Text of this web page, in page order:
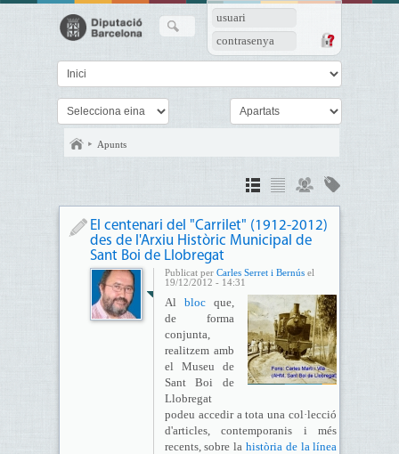
usuari
contrasenya
Apunts
El centenari del "Carrilet" (1912-2012)
des de l'Arxiu Històric Municipal de
Sant Boi de Llobregat
Publicat per Carles Serret i Bernúsel
19/12/2012 - 14:31
Al bloc que,
de forma
conjunta,
realitzem amb
el Museu de
Sant Boi de
Llobregat
podeu accedir a tota una col·lecció
d'articles, contemporanis i més
recents, sobre la història de la línea